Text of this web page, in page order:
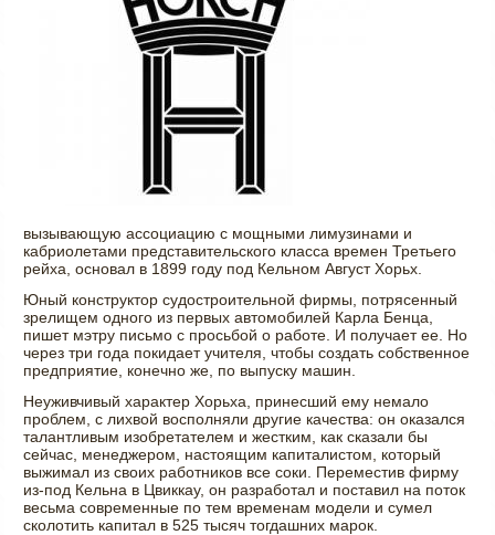
вызывающую ассоциацию с мощными лимузинами и
кабриолетами представительского класса времен Третьего
рейха, основал в 1899 году под Кельном Август Хорьх.
Юный конструктор судостроительной фирмы, потрясенный
зрелищем одного из первых автомобилей Карла Бенца,
пишет мэтру письмо с просьбой о работе. И получает ее. Но
через три года покидает учителя, чтобы создать собственное
предприятие, конечно же, по выпуску машин.
Неуживчивый характер Хорьха, принесший ему немало
проблем, с лихвой восполняли другие качества: он оказался
талантливым изобретателем и жестким, как сказали бы
сейчас, менеджером, настоящим капиталистом, который
выжимал из своих работников все соки. Переместив фирму
из-под Кельна в Цвиккау, он разработал и поставил на поток
весьма современные по тем временам модели и сумел
сколотить капитал в 525 тысяч тогдашних марок.